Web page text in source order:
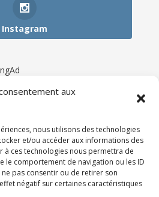
aux
nous utilisons des technologies
et/ou accéder aux informations des
à ces technologies nous permettra de
le comportement de navigation ou les ID
pas consentir ou de retirer son
négatif sur certaines caractéristiques
Instagram